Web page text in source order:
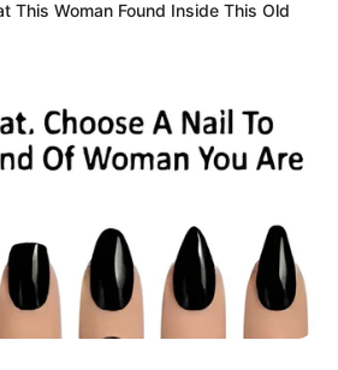
This Woman Found Inside This Old